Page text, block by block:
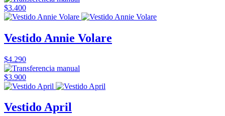
$3.400
Vestido Annie Volare
$4.290
$3.900
Vestido April